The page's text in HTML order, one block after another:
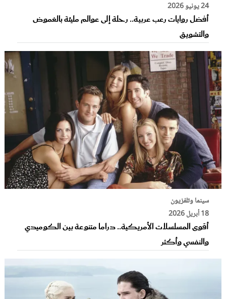
24 يونيو 2026
أفضل روايات رعب عربية.. رحلة إلى عوالم مليئة بالغموض
والتشويق
سينما وتلفزيون
18 أبريل 2026
أقوى المسلسلات الأمريكية.. دراما متنوعة بين الكوميدي
والنفسي وأكثر